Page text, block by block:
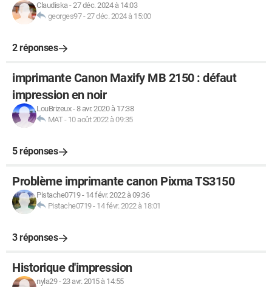
Claudiska-27 déc. 2024 à 14:03
georges97-27 déc. 2024 à 15:00
2 réponses
imprimante Canon Maxify MB 2150 : défaut
impression en noir
LouBrizeux-8 avr. 2020 à 17:38
MAT- 10 août 2022 à 09:35
5 réponses
Problème imprimante canon Pixma TS3150
Pistache0719- 14 févr. 2022 à 09:36
Pistache0719- 14 févr. 2022 à 18:01
3 réponses
Historique d'impression
nyla29-23 avr. 2015 à 14:55